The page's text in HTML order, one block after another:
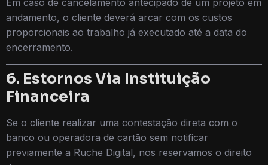
Em caso de cancelamento antecipado de um projeto em
andamento, o cliente deverá arcar com os custos
proporcionais ao trabalho já executado até a data do
encerramento.
6. Estornos Via Instituição
Financeira
Se o cliente realizar uma contestação direta com o
banco ou operadora de cartão sem notificar
previamente a Ruche Digital, nos reservamos o direito